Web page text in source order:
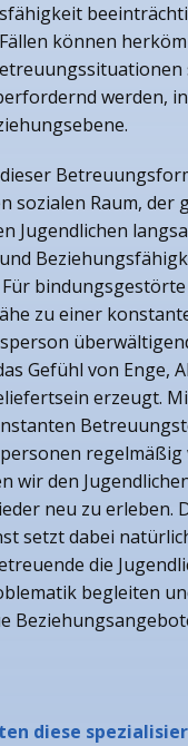
können
werden,
sozialen Raum, der
Jugendlichen
bindungsgestörte
zu einer
Gefühl von Enge,
erzeugt.
regelmäßig
wir den
neu zu erleben.
setzt dabei
die
begleiten
diese